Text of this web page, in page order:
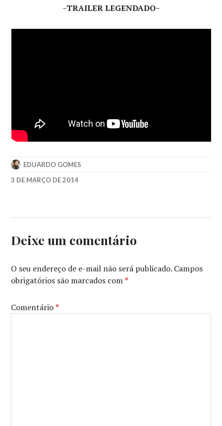
~TRAILER LEGENDADO~
EDUARDO GOMES
3 DE MARÇO DE 2014
PAUL
RUDD,
CARRELL
FERREL
Deixe um comentário
O seu endereço de e-mail não será publicado. Campos
obrigatórios são marcados com*
Comentário*